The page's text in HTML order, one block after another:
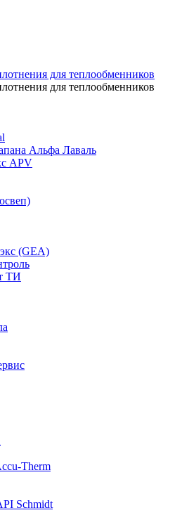
для теплообменников
для теплообменников
Альфа Лаваль
APV
(GEA)
ТИ
Therm
Schmidt